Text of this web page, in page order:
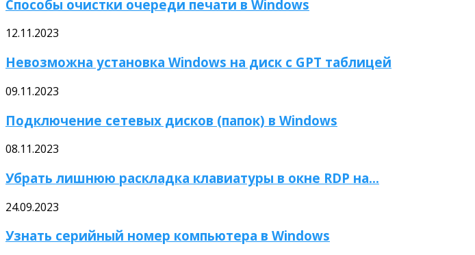
Способы очистки очереди печати в Windows
12.11.2023
Невозможна установка Windows на диск с GPT таблицей
09.11.2023
Подключение сетевых дисков (папок) в Windows
08.11.2023
Убрать лишнюю раскладка клавиатуры в окне RDP на...
24.09.2023
Узнать серийный номер компьютера в Windows